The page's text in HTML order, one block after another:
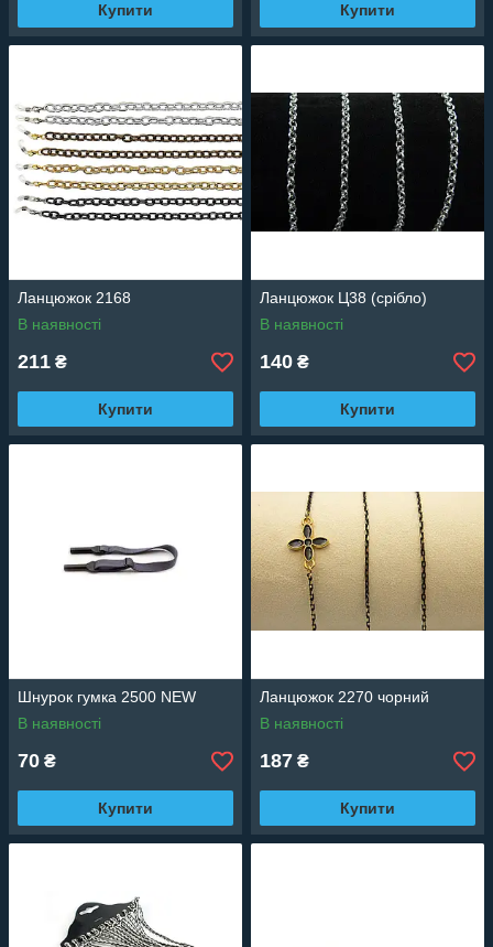
Купити Купити
Ланцюжок 2168
В наявності
211 ₴
Купити
Ланцюжок Ц38 (срібло)
В наявності
140 ₴
Купити
Шнурок гумка 2500 NEW
В наявності
70 ₴
Купити
Ланцюжок 2270 чорний
В наявності
187 ₴
Купити